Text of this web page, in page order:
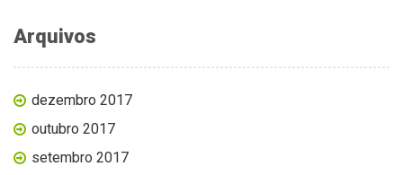
Arquivos
dezembro 2017
outubro 2017
setembro 2017